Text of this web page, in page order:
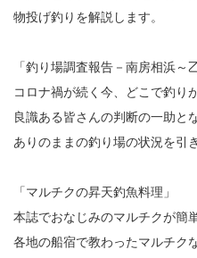
物投げ釣りを解説します。
「釣り場調査報告－南房相浜～
コロナ禍が続く今、どこで釣り
良識ある皆さんの判断の一助と
ありのままの釣り場の状況を引
「マルチクの昇天釣魚料理」
本誌でおなじみのマルチクが簡
各地の船宿で教わったマルチク